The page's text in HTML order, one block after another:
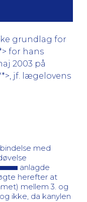
grundlag for
for hans
2003 på
jf. lægelovens
med
anlagde
herefter at
mellem 3. og
ikke, da kanylen